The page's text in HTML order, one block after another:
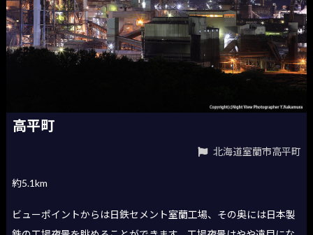
高平町
北海道室蘭市高平町
約5.1km
ビューポイントからは日鉄セメント室蘭工場、その奥には日本製